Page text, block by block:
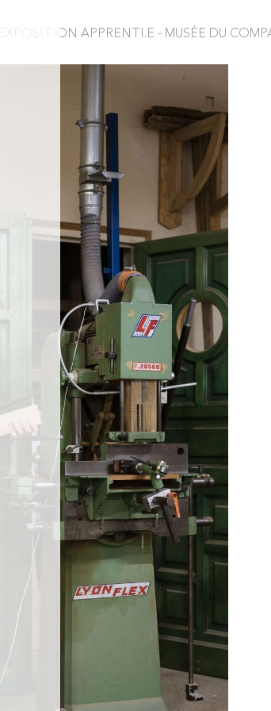
EXPOSITION APPRENTI.E - MUSÉE DU